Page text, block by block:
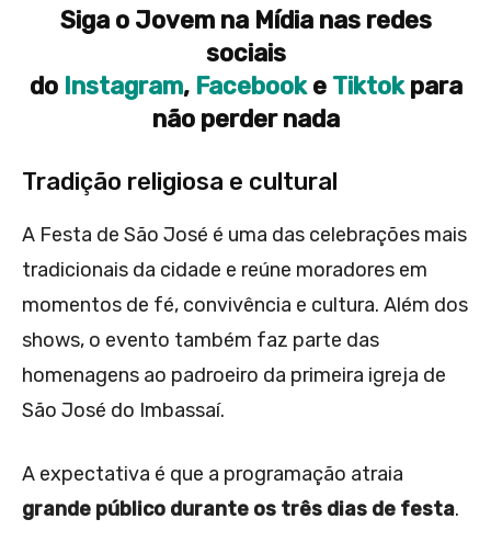
Siga o Jovem na Mídia nas redes
sociais
do Instagram, Facebooke Tiktokpara
não perder nada
Tradição religiosa e cultural
A Festa de São José é uma das celebrações mais
tradicionais da cidade e reúne moradores em
momentos de fé, convivência e cultura. Além dos
shows, o evento também faz parte das
homenagens ao padroeiro da primeira igreja de
São José do Imbassaí.
A expectativa é que a programação atraia
grande público durante os três dias de festa.